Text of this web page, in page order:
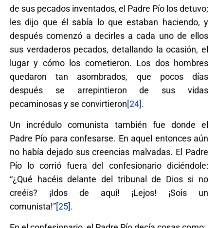
de sus pecados inventados, el Padre Pío los detuvo;
les dijo que él sabía lo que estaban haciendo, y
después comenzó a decirles a cada uno de ellos
sus verdaderos pecados, detallando la ocasión, el
lugar y cómo los cometieron. Los dos hombres
quedaron tan asombrados, que pocos días
después se arrepintieron de sus vidas
pecaminosas y se convirtieron[24].
Un incrédulo comunista también fue donde el
Padre Pío para confesarse. En aquel entonces aún
no había dejado sus creencias malvadas. El Padre
Pío lo corrió fuera del confesionario diciéndole:
“¿Qué hacéis delante del tribunal de Dios si no
creéis? ¡Idos de aquí! ¡Lejos! ¡Sois un
comunista!”[25].